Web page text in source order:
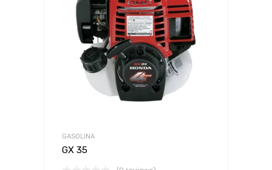
GASOLINA
GX 35